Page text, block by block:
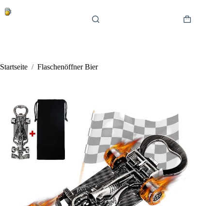
Inhalt
Warenkorb
Startseite / Flaschenöffner Bier